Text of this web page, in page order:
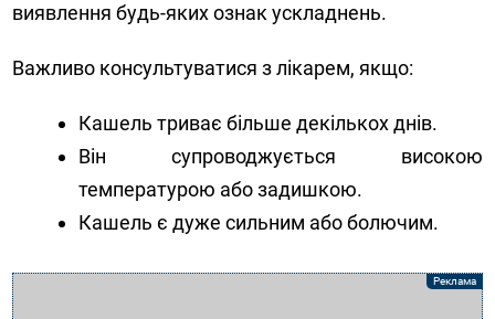
виявлення будь-яких ознак ускладнень.
Важливо консультуватися з лікарем, якщо:
Кашель триває більше декількох днів.
Він супроводжується високою
температурою або задишкою.
Кашель є дуже сильним або болючим.